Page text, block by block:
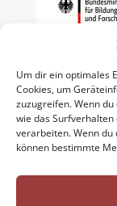
Um dir ein optimales
Cookies, um
zuzugreifen. Wenn
wie das
verarbeiten. Wenn
können bestimmte